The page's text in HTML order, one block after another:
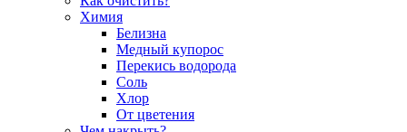
Химия
Белизна
Медный купорос
Перекись водорода
Соль
Хлор
От цветения